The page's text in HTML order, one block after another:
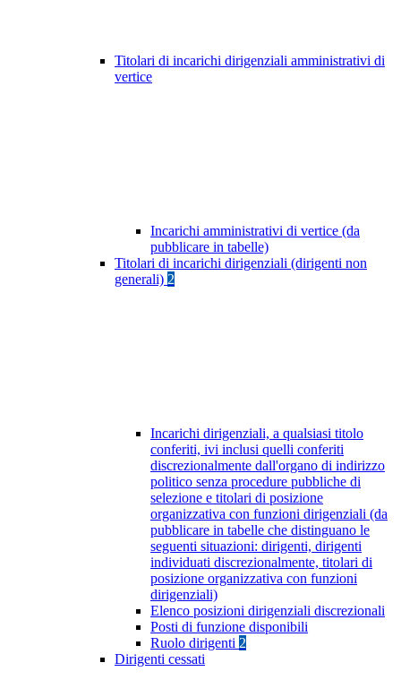
Titolari di incarichi dirigenziali amministrativi di
vertice
Incarichi amministrativi di vertice (da
pubblicare in tabelle)
Titolari di incarichi dirigenziali (dirigenti non
generali) 2
Incarichi dirigenziali, a qualsiasi titolo
conferiti, ivi inclusi quelli conferiti
discrezionalmente dall'organo di indirizzo
politico senza procedure pubbliche di
selezione e titolari di posizione
organizzativa con funzioni dirigenziali (da
pubblicare in tabelle che distinguano le
seguenti situazioni: dirigenti, dirigenti
individuati discrezionalmente, titolari di
posizione organizzativa con funzioni
dirigenziali)
Elenco posizioni dirigenziali discrezionali
Posti di funzione disponibili
Ruolo dirigenti 2
Dirigenti cessati